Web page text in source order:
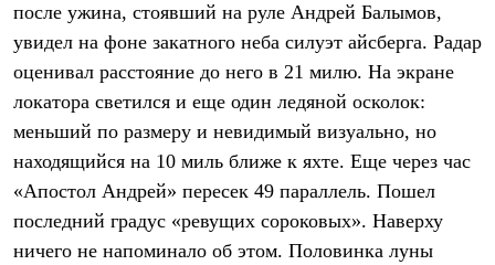
Софтшелл одежда
Куртки
Брюки
Флисовая одежда
Куртки
Брюки
Термобелье
Теплое термобелье
Среднее термобелье
Легкое термобелье
Лёгкая одежда
после ужина, стоявший на руле Андрей Балымов,
увидел на фоне закатного неба силуэт айсберга. Радар
оценивал расстояние до него в 21 милю. На экране
локатора светился и еще один ледяной осколок:
меньший по размеру и невидимый визуально, но
находящийся на 10 миль ближе к яхте. Еще через час
«Апостол Андрей» пересек 49 параллель. Пошел
последний градус «ревущих сороковых». Наверху
ничего не напоминало об этом. Половинка луны